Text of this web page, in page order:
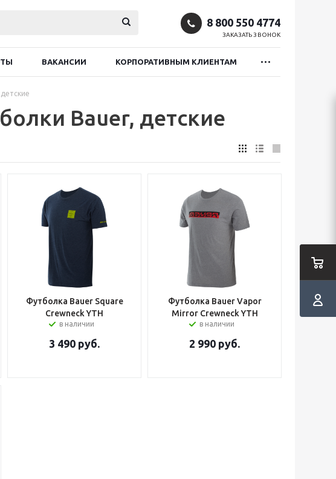
8 800 550 4774
ЗАКАЗАТЬ ЗВОНОК
ВАКАНСИИ КОРПОРАТИВНЫМ КЛИЕНТАМ
Bauer, детские
Футболка Bauer Square
Crewneck YTH
в наличии
3 490 руб.
Футболка Bauer Vapor
Mirror Crewneck YTH
в наличии
2 990 руб.